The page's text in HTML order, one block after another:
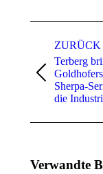
ZURÜCK
Vorheriger
Beitrag:
Terberg
Goldhofers
Sherpa-
die
Verwandte